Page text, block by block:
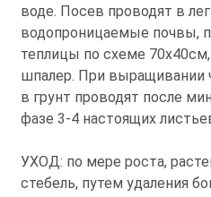
воде. Посев проводят в
водопроницаемые почвы,
теплицы по схеме
шпалер. При выращивании
в грунт проводят после
фазе 3-4 настоящих
УХОД: по мере роста,
стебель, путем удаления